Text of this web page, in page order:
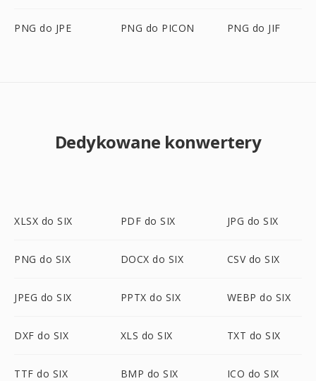
PNG do JPE PNG do PICON PNG do JIF
Dedykowane konwertery
XLSX do SIX PDF do SIX JPG do SIX
PNG do SIX DOCX do SIX CSV do SIX
JPEG do SIX PPTX do SIX WEBP do SIX
DXF do SIX XLS do SIX TXT do SIX
TTF do SIX BMP do SIX ICO do SIX